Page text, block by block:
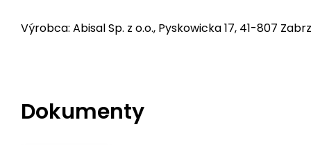
Výrobca: Abisal Sp. z o.o., Pyskowicka 17, 41-807
Dokumenty